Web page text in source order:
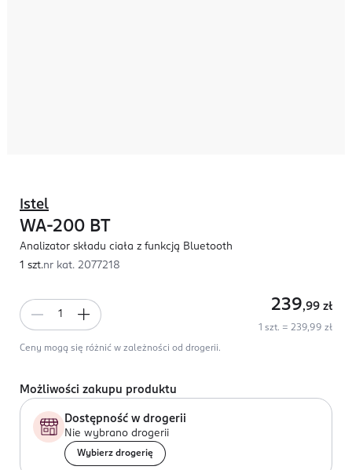
Istel
WA-200 BT
Analizator składu ciała z funkcją Bluetooth
1 szt.nr kat. 2077218
239,99 zł
1 szt. = 239,99 zł
Ceny mogą się różnić w zależności od drogerii.
Możliwości zakupu produktu
Dostępność w drogerii
Nie wybrano drogerii
Wybierz drogerię